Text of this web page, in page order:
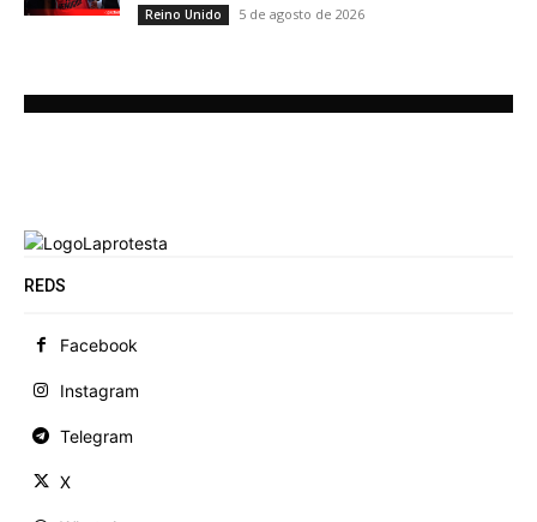
Reino Unido 5 de agosto de 2026
REDS
Facebook
Instagram
Telegram
X